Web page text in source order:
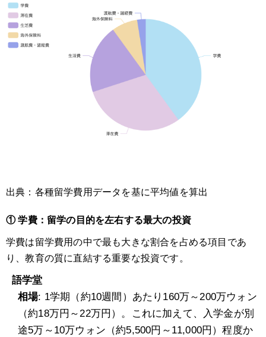
出典：各種留学費用データを基に平均値を算出
① 学費：留学の目的を左右する最大の投資
学費は留学費用の中で最も大きな割合を占める項目であ
り、教育の質に直結する重要な投資です。
語学堂
相場: 1学期（約10週間）あたり160万～200万ウォン
（約18万円～22万円）。これに加えて、入学金が別
途5万～10万ウォン（約5,500円～11,000円）程度か